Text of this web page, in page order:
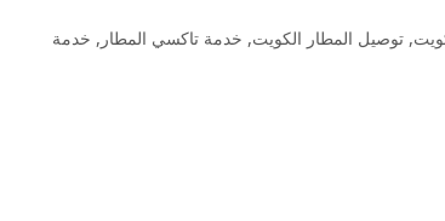
, توصيل المطار الكويت, خدمة تاكسي المطار , خدمة